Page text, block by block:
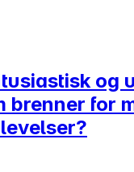
og
brenner for